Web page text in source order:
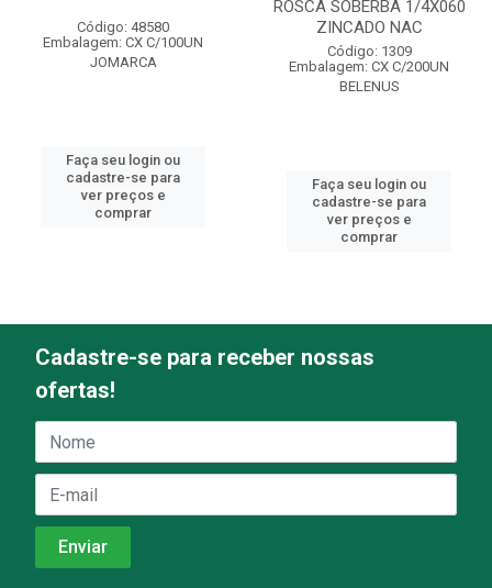
Código: 48580
Embalagem: CX C/100UN
JOMARCA
Faça seu login ou
cadastre-se para
ver preços e
comprar
ROSCA SOBERBA 1/4X060
ZINCADO NAC
Código: 1309
Embalagem: CX C/200UN
BELENUS
Faça seu login ou
cadastre-se para
ver preços e
comprar
Cadastre-se para receber nossas
ofertas!